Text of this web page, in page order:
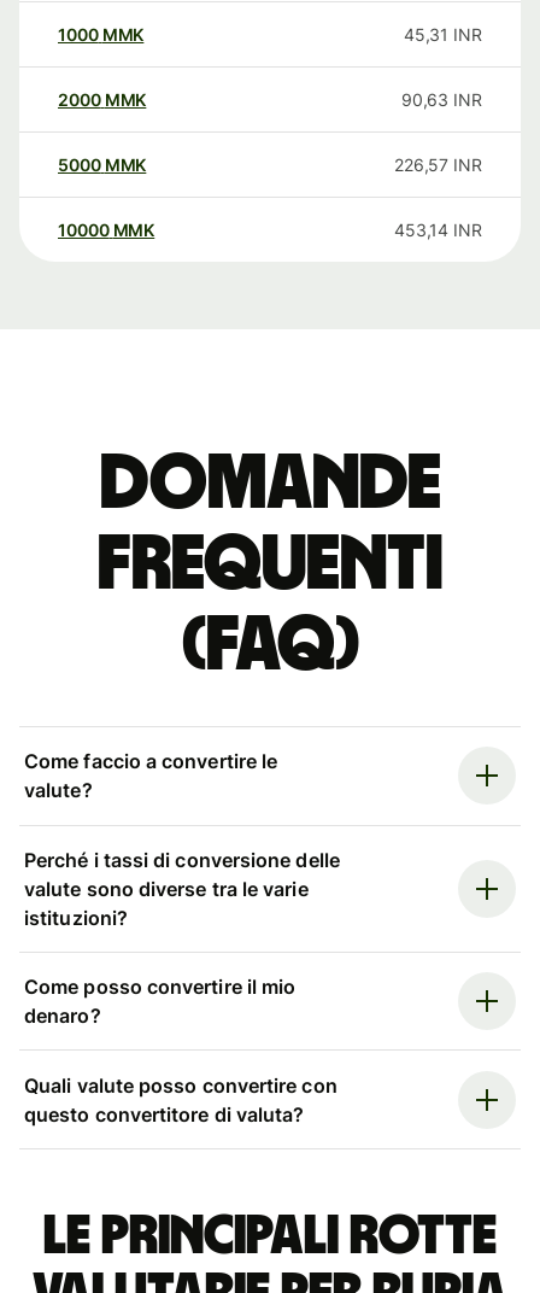
1000 MMK 45,31 INR
2000 MMK 90,63 INR
5000 MMK 226,57 INR
10000 MMK 453,14 INR
Domande
Frequenti
(FAQ)
Come faccio a convertire le
valute?
Perché i tassi di conversione delle
valute sono diverse tra le varie
istituzioni?
Come posso convertire il mio
denaro?
Quali valute posso convertire con
questo convertitore di valuta?
Le principali rotte